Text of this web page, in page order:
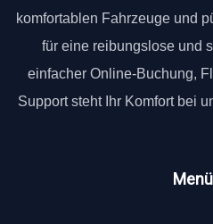
komfortablen Fahrzeuge und
für eine reibungslose und
einfacher Online-Buchung,
Support steht Ihr Komfort bei
Menü